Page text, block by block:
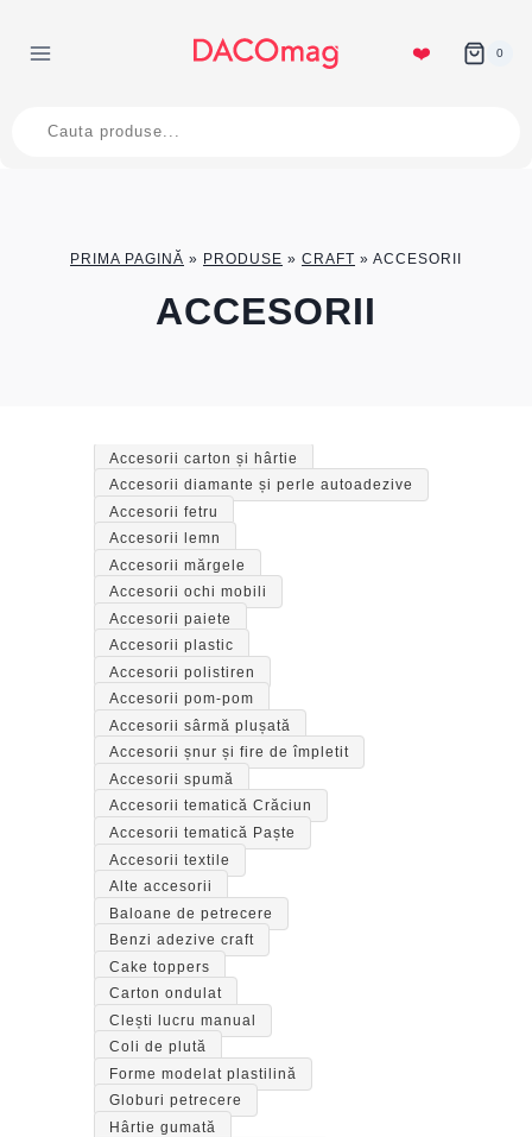
content
❤️ 0
search
PRIMA PAGINĂ » PRODUSE » CRAFT » ACCESORII
ACCESORII
Accesorii carton și hârtie
Accesorii diamante și perle autoadezive
Accesorii fetru
Accesorii lemn
Accesorii mărgele
Accesorii ochi mobili
Accesorii paiete
Accesorii plastic
Accesorii polistiren
Accesorii pom-pom
Accesorii sârmă plușată
Accesorii șnur și fire de împletit
Accesorii spumă
Accesorii tematică Crăciun
Accesorii tematică Paște
Accesorii textile
Alte accesorii
Baloane de petrecere
Benzi adezive craft
Cake toppers
Carton ondulat
Clești lucru manual
Coli de plută
Forme modelat plastilină
Globuri petrecere
Hârtie gumată